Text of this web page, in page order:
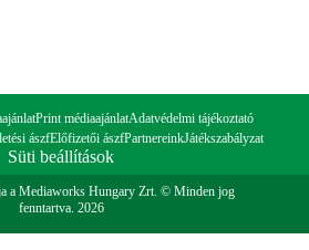
Print médiaajánlatAdatvédelmi tájékoztató
ászfElőfizetői ászfPartnereinkJátékszabályzat
Süti beállítások
a Mediaworks Hungary Zrt. © Minden jog
fenntartva. 2026